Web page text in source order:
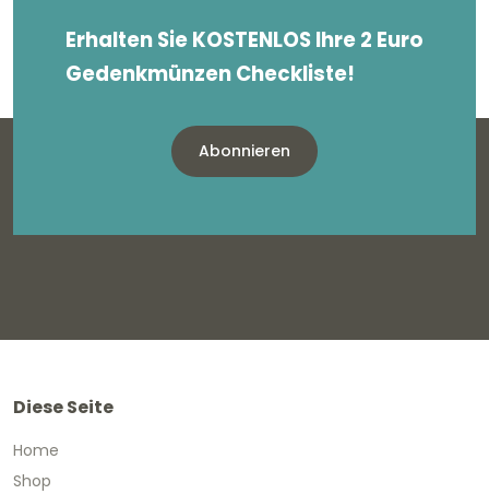
Erhalten Sie KOSTENLOS Ihre 2 Euro
Gedenkmünzen Checkliste!
Abonnieren
Diese Seite
Home
Shop